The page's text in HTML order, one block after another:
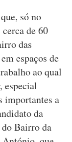
só no
de 60
das
espaços de
ao qual
especial
importantes a
da
Bairro da